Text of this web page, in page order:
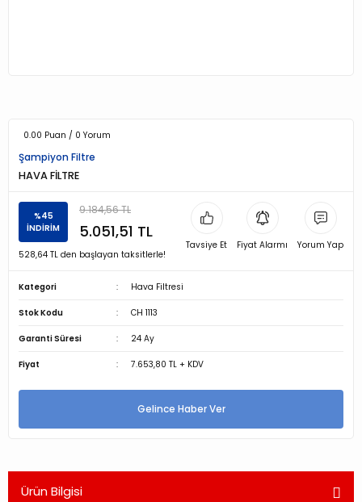
0.00 Puan / 0 Yorum
Şampiyon Filtre
HAVA FİLTRE
%45
İNDİRİM
9.184,56 TL
5.051,51 TL
528,64 TL den başlayan taksitlerle!
Tavsiye Et Fiyat Alarmı Yorum Yap
Kategori Hava Filtresi
Stok Kodu CH 1113
Garanti Süresi 24 Ay
Fiyat 7.653,80 TL + KDV
Gelince Haber Ver
Ürün Bilgisi